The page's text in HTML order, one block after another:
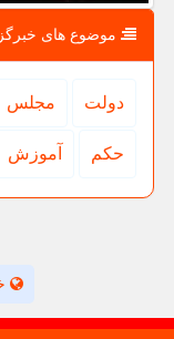
موضوع های
دولت مجلس
حكم آموزش